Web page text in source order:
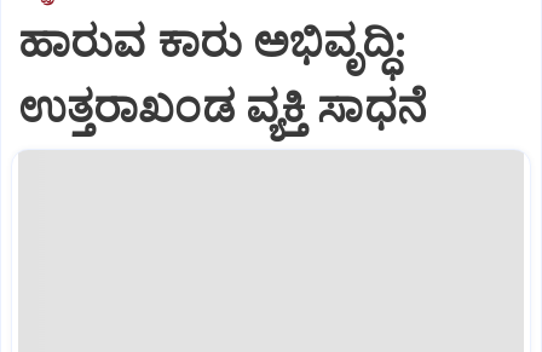
ಹಾರುವ ಕಾರು ಅಭಿವೃದ್ಧಿ:
ಉತ್ತರಾಖಂಡ ವ್ಯಕ್ತಿ ಸಾಧನೆ